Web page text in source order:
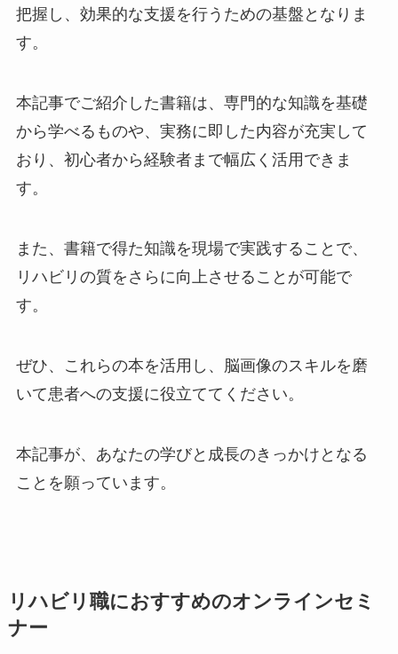
把握し、効果的な支援を行うための基盤となりま
す。
本記事でご紹介した書籍は、専門的な知識を基礎
から学べるものや、実務に即した内容が充実して
おり、初心者から経験者まで幅広く活用できま
す。
また、書籍で得た知識を現場で実践することで、
リハビリの質をさらに向上させることが可能で
す。
ぜひ、これらの本を活用し、脳画像のスキルを磨
いて患者への支援に役立ててください。
本記事が、あなたの学びと成長のきっかけとなる
ことを願っています。
リハビリ職におすすめのオンラインセミ
ナー